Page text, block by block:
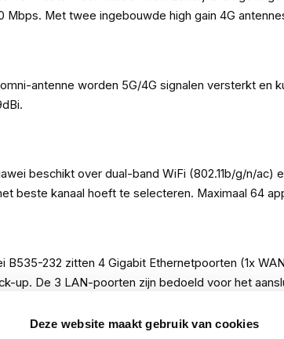
Deze website maakt gebruik van cookies
Mbps. Met twee ingebouwde high gain 4G
antenne worden 5G/4G signalen versterkt
beschikt over dual-band WiFi (802.11b/g/n/
beste kanaal hoeft te selecteren. Maximaal 64
B535-232 zitten 4 Gigabit Ethernetpoorten (1x
up. De 3 LAN-poorten zijn bedoeld voor het